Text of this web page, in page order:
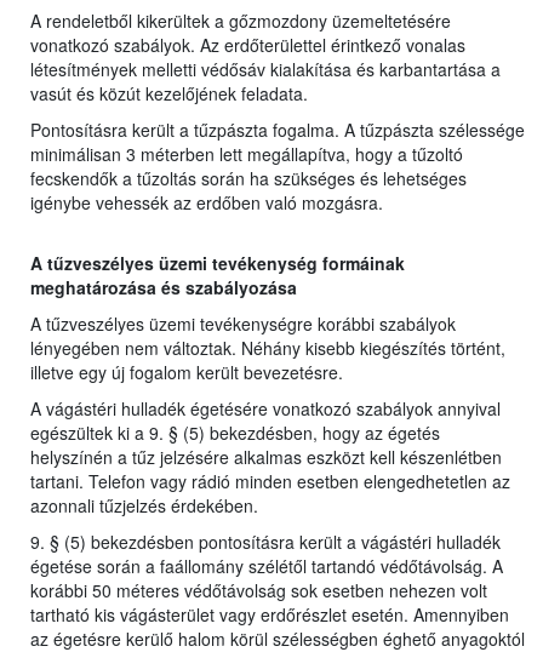
A rendeletből kikerültek a gőzmozdony üzemeltetésére
vonatkozó szabályok. Az erdőterülettel érintkező vonalas
létesítmények melletti védősáv kialakítása és karbantartása a
vasút és közút kezelőjének feladata.
Pontosításra került a tűzpászta fogalma. A tűzpászta szélessége
minimálisan 3 méterben lett megállapítva, hogy a tűzoltó
fecskendők a tűzoltás során ha szükséges és lehetséges
igénybe vehessék az erdőben való mozgásra.
A tűzveszélyes üzemi tevékenység formáinak
meghatározása és szabályozása
A tűzveszélyes üzemi tevékenységre korábbi szabályok
lényegében nem változtak. Néhány kisebb kiegészítés történt,
illetve egy új fogalom került bevezetésre.
A vágástéri hulladék égetésére vonatkozó szabályok annyival
egészültek ki a 9. § (5) bekezdésben, hogy az égetés
helyszínén a tűz jelzésére alkalmas eszközt kell készenlétben
tartani. Telefon vagy rádió minden esetben elengedhetetlen az
azonnali tűzjelzés érdekében.
9. § (5) bekezdésben pontosításra került a vágástéri hulladék
égetése során a faállomány szélétől tartandó védőtávolság. A
korábbi 50 méteres védőtávolság sok esetben nehezen volt
tartható kis vágásterület vagy erdőrészlet esetén. Amennyiben
az égetésre kerülő halom körül szélességben éghető anyagoktól